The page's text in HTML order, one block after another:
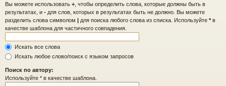
Вы можете использовать + , чтобы определить слова, которые должны быть в
результатах, и - для слов, которых в результатах быть не должно. Вы можете
разделить слова символом | для поиска любого слова из списка. Используйте *в
качестве шаблона для частичного совпадения.
Искать все слова
Искать любое слово/поиск с языком запросов
Поиск по автору:
Используйте * в качестве шаблона.